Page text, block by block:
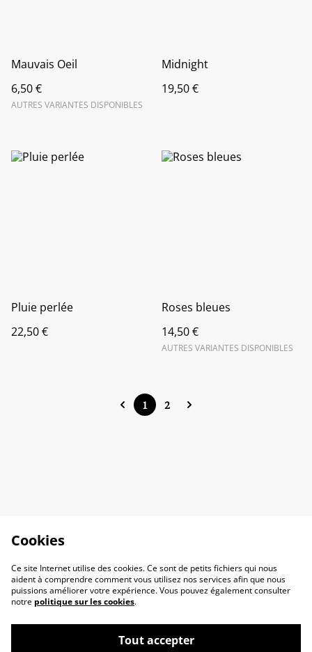
Mauvais Oeil
6,50 €
AUTRES VARIANTES DISPONIBLES
Midnight
19,50 €
Pluie perlée
22,50 €
Roses bleues
14,50 €
AUTRES VARIANTES DISPONIBLES
1 2
Cookies
Ce site Internet utilise des cookies. Ce sont de petits fichiers qui nous
aident à comprendre comment vous utilisez nos services afin que nous
puissions améliorer votre expérience. Vous pouvez également consulter
notre politique sur les cookies.
Tout accepter